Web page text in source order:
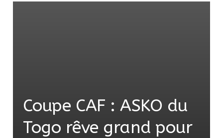
Coupe CAF : ASKO du
Togo rêve grand pour